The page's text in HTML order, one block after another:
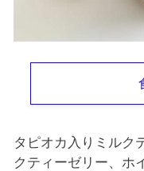
タピオカ入りミルク
クティーゼリー、ホ